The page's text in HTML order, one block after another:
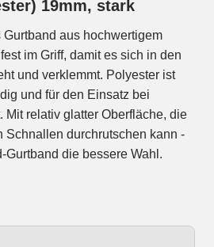
19mm, stark
Gurtband aus hochwertigem
im Griff, damit es sich in den
und verklemmt. Polyester ist
und für den Einsatz bei
Mit relativ glatter Oberfläche, die
Schnallen durchrutschen kann -
Gurtband die bessere Wahl.